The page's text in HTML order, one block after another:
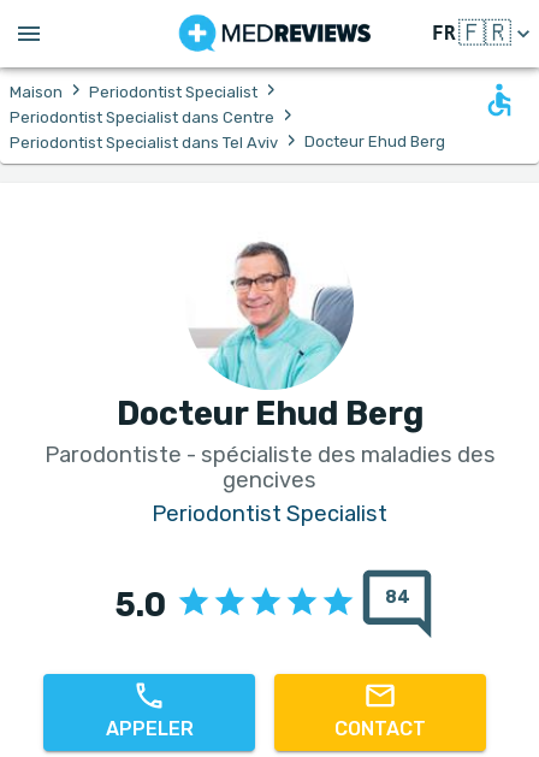
FR🇫🇷
Maison › Periodontist Specialist ›
Periodontist Specialist dans Centre ›
Periodontist Specialist dans Tel Aviv › Docteur Ehud Berg
Docteur Ehud Berg
Parodontiste - spécialiste des maladies des
gencives
Periodontist Specialist
5.0 84
APPELER CONTACT